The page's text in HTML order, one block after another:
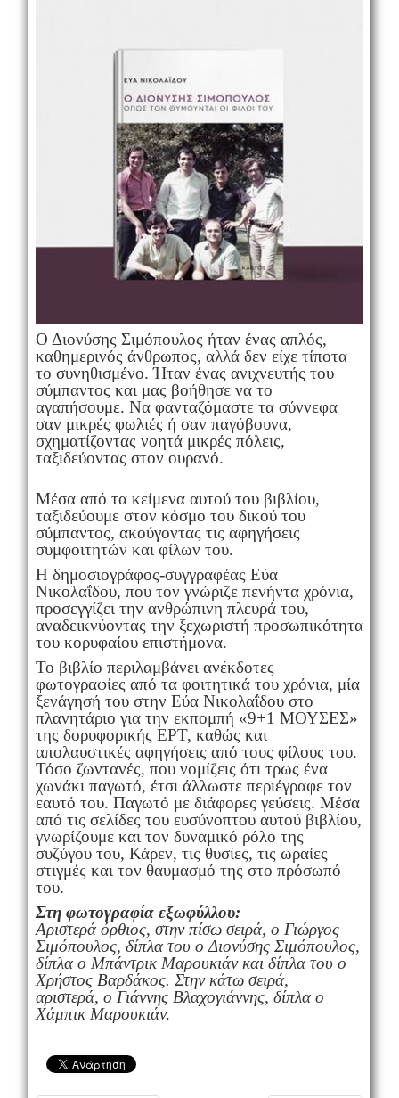
Ο Διονύσης Σιμόπουλος ήταν ένας απλός,
καθημερινός άνθρωπος, αλλά δεν είχε τίποτα
το συνηθισμένο. Ήταν ένας ανιχνευτής του
σύμπαντος και μας βοήθησε να το
αγαπήσουμε. Να φανταζόμαστε τα σύννεφα
σαν μικρές φωλιές ή σαν παγόβουνα,
σχηματίζοντας νοητά μικρές πόλεις,
ταξιδεύοντας στον ουρανό.
Μέσα από τα κείμενα αυτού του βιβλίου,
ταξιδεύουμε στον κόσμο του δικού του
σύμπαντος, ακούγοντας τις αφηγήσεις
συμφοιτητών και φίλων του.
Η δημοσιογράφος-συγγραφέας Εύα
Νικολαΐδου, που τον γνώριζε πενήντα χρόνια,
προσεγγίζει την ανθρώπινη πλευρά του,
αναδεικνύοντας την ξεχωριστή προσωπικότητα
του κορυφαίου επιστήμονα.
Το βιβλίο περιλαμβάνει ανέκδοτες
φωτογραφίες από τα φοιτητικά του χρόνια, μία
ξενάγησή του στην Εύα Νικολαΐδου στο
πλανητάριο για την εκπομπή «9+1 ΜΟΥΣΕΣ»
της δορυφορικής ΕΡΤ, καθώς και
απολαυστικές αφηγήσεις από τους φίλους του.
Τόσο ζωντανές, που νομίζεις ότι τρως ένα
χωνάκι παγωτό, έτσι άλλωστε περιέγραφε τον
εαυτό του. Παγωτό με διάφορες γεύσεις. Μέσα
από τις σελίδες του ευσύνοπτου αυτού βιβλίου,
γνωρίζουμε και τον δυναμικό ρόλο της
συζύγου του, Κάρεν, τις θυσίες, τις ωραίες
στιγμές και τον θαυμασμό της στο πρόσωπό
του.
Στη φωτογραφία εξωφύλλου:
Αριστερά όρθιος, στην πίσω σειρά, ο Γιώργος
Σιμόπουλος, δίπλα του ο Διονύσης Σιμόπουλος,
δίπλα ο Μπάντρικ Μαρουκιάν και δίπλα του ο
Χρήστος Βαρδάκος. Στην κάτω σειρά,
αριστερά, ο Γιάννης Βλαχογιάννης, δίπλα ο
Χάμπικ Μαρουκιάν.